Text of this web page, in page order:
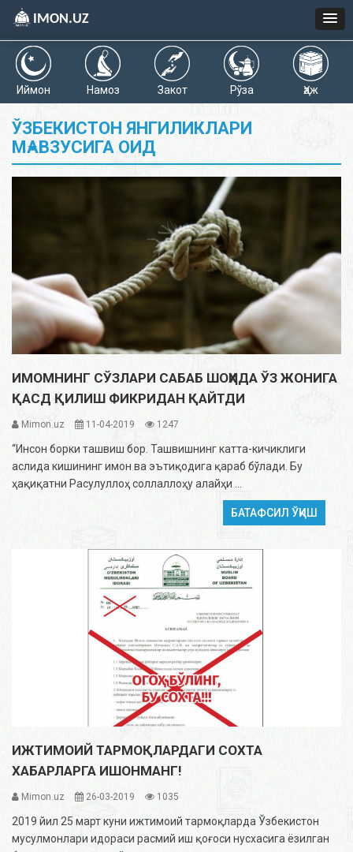
IMON.UZ
Иймон Намоз Закот Рўза Ҳаж
ЎЗБЕКИСТОН ЯНГИЛИКЛАРИ
МАВЗУСИГА ОИД
ИМОМНИНГ СЎЗЛАРИ САБАБ ШОҲИДА ЎЗ ЖОНИГА
ҚАСД ҚИЛИШ ФИКРИДАН ҚАЙТДИ
Mimon.uz 11-04-2019 1247
“Инсон борки ташвиш бор. Ташвишнинг катта-кичиклиги
аслида кишининг имон ва эътиқодига қараб бўлади. Бу
ҳақиқатни Расулуллоҳ соллаллоҳу алайҳи ...
БАТАФСИЛ ЎҚИШ
ИЖТИМОИЙ ТАРМОҚЛАРДАГИ СОХТА
ХАБАРЛАРГА ИШОНМАНГ!
Mimon.uz 26-03-2019 1035
2019 йил 25 март куни ижтимоий тармоқларда Ўзбекистон
мусулмонлари идораси расмий иш қоғоси нусхасига ёзилган